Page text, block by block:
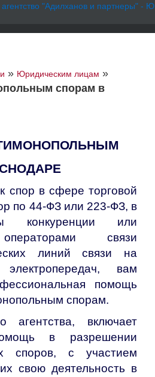
» Юридическим лицам »
спорам в
спор в сфере торговой
по 44-ФЗ или 223-ФЗ, в
конкуренции или
связи
линий связи на
вам
помощь
спорам.
агентства, включает
в разрешении
споров, с участием
свою деятельность в